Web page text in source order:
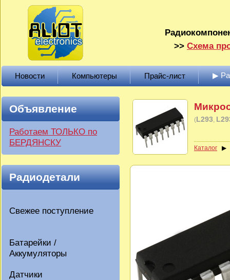
>> Схема
Новости Компьютеры Прайс-лист ▶
Объявление
Работаем ТОЛЬКО по
БЕРДЯНСКУ
Радиодетали
Свежее поступление
Батарейки /
Аккумуляторы
Датчики
(L293
Каталог